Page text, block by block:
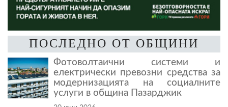
ПОСЛЕДНО ОТ ОБЩИНИ
Фотоволтаични системи и
електрически превозни средства за
модернизацията на социалните
услуги в община Пазарджик